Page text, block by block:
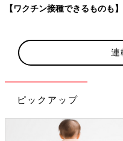
【ワクチン接種できるものも
連
ピックアップ